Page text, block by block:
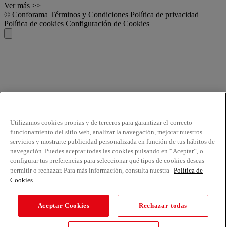
Ver más >>
© Conforama Términos y Condiciones Política de privacidad
Política de cookies Configuración de Cookies
Utilizamos cookies propias y de terceros para garantizar el correcto
funcionamiento del sitio web, analizar la navegación, mejorar nuestros
servicios y mostrarte publicidad personalizada en función de tus hábitos de
navegación. Puedes aceptar todas las cookies pulsando en “Aceptar”, o
configurar tus preferencias para seleccionar qué tipos de cookies deseas
permitir o rechazar. Para más información, consulta nuestra Política de
Cookies
Aceptar Cookies Rechazar todas